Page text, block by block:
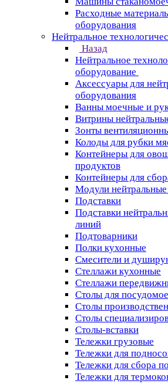
Расходные
оборудования
Нейтральное
Назад
Нейтральное
оборудование
Аксессуары для
оборудования
Ванны моечные и
Витрины
Зонты
Колоды для рубки
Контейнеры для
продуктов
Контейнеры для
Модули
Подставки
Подставки
линий
Подтоварники
Полки кухонные
Смесители и
Стеллажи кухонные
Стеллажи
Столы для
Столы
Столы
Столы-вставки
Тележки грузовые
Тележки для
Тележки для сбора
Тележки для